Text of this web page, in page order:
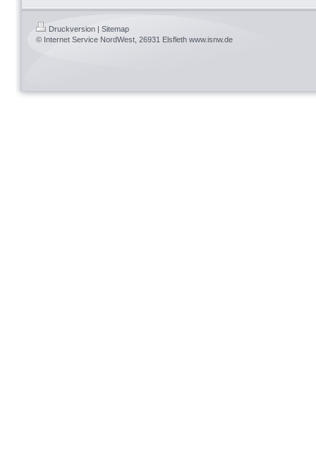
Druckversion | Sitemap
© Internet Service NordWest, 26931 Elsfleth www.isnw.de